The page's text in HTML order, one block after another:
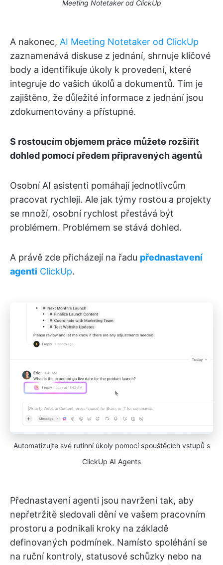
Meeting Notetaker od ClickUp
A nakonec, AI Meeting Notetaker od ClickUp
zaznamenává diskuse z jednání, shrnuje klíčové
body a identifikuje úkoly k provedení, které
integruje do vašich úkolů a dokumentů. Tím je
zajištěno, že důležité informace z jednání jsou
zdokumentovány a přístupné.
S rostoucím objemem práce můžete rozšířit
dohled pomocí předem připravených agentů
Osobní AI asistenti pomáhají jednotlivcům
pracovat rychleji. Ale jak týmy rostou a projekty
se množí, osobní rychlost přestává být
problémem. Problémem se stává dohled.
A právě zde přicházejí na řadu přednastavení
agenti ClickUp.
Automatizujte své rutinní úkoly pomocí spouštěcích vstupů s
ClickUp AI Agents
Přednastavení agenti jsou navrženi tak, aby
nepřetržitě sledovali dění ve vašem pracovním
prostoru a podnikali kroky na základě
definovaných podmínek. Namísto spoléhání se
na ruční kontroly, statusové schůzky nebo na